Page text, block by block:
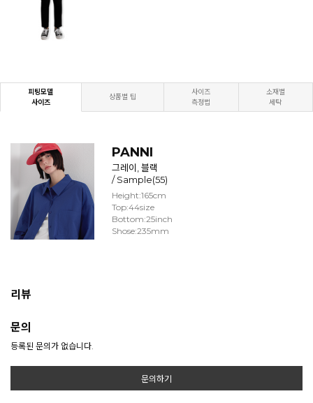
피팅모델
사이즈
상품별 팁
사이즈
측정법
소재별
세탁
PANNI
그레이, 블랙
/ Sample(55)
Height:165cm
Top:44size
Bottom:25inch
Shose:235mm
리뷰
문의
등록된 문의가 없습니다.
문의하기